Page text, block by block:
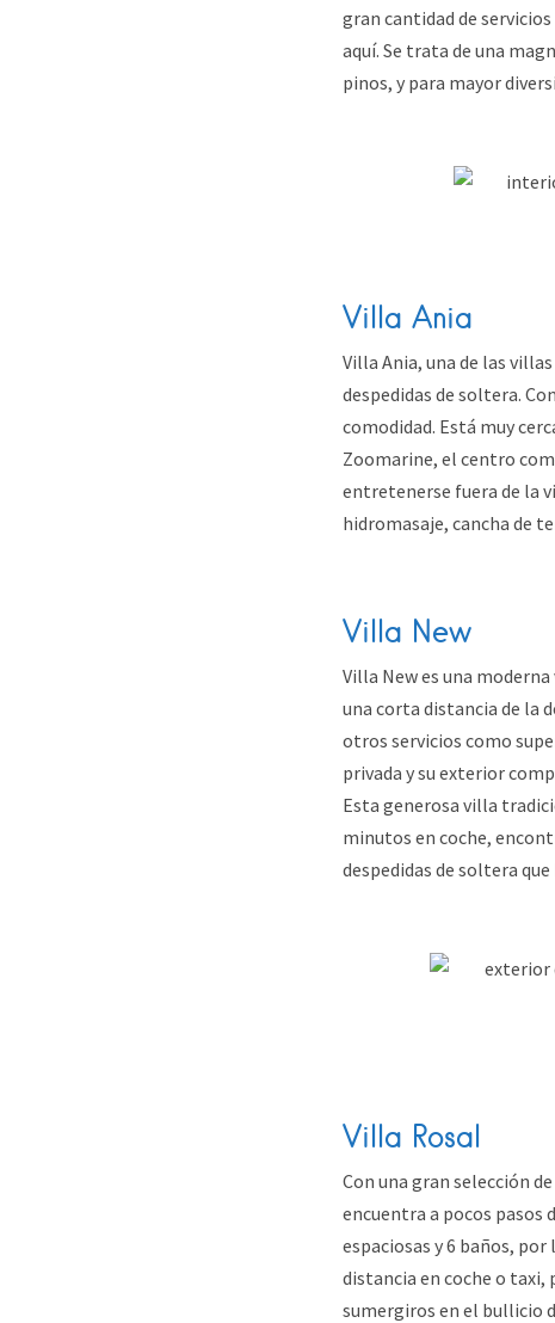
gran cantidad de
aquí. Se trata de una
pinos, y para mayor
Villa Ania
Villa Ania, una de las
despedidas de soltera.
comodidad. Está muy
Zoomarine, el centro
entretenerse fuera de la
hidromasaje, cancha de
Villa New
Villa New es una
una corta distancia de la
otros servicios como
privada y su exterior
Esta generosa villa
minutos en coche,
despedidas de soltera
Villa Rosal
Con una gran selección
encuentra a pocos pasos
espaciosas y 6 baños,
distancia en coche o
sumergiros en el bullicio